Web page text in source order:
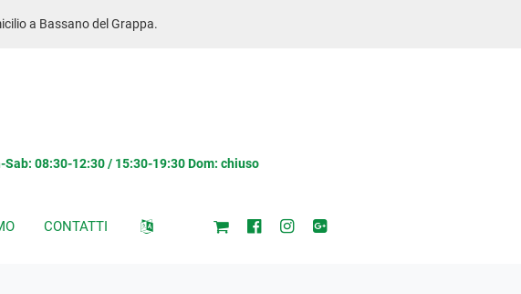
a Bassano del Grappa.
Sab: 08:30-12:30 / 15:30-19:30 Dom: chiuso
CONTATTI